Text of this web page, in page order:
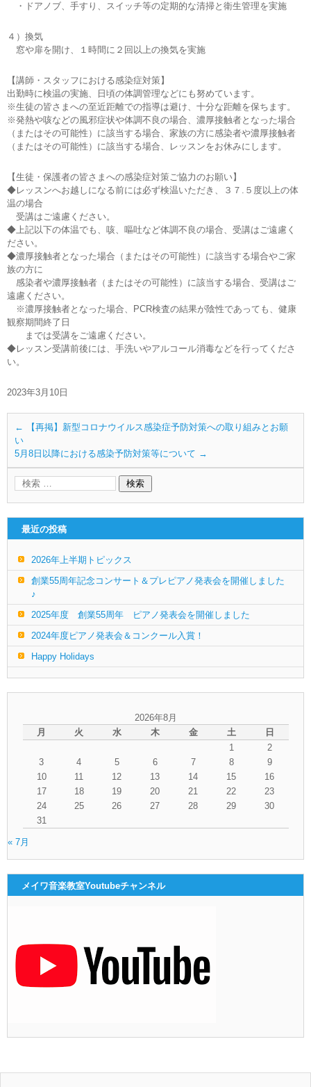
・ドアノブ、手すり、スイッチ等の定期的な清掃と衛生管理を実施
４）換気
窓や扉を開け、１時間に２回以上の換気を実施
【講師・スタッフにおける感染症対策】
出勤時に検温の実施、日頃の体調管理などにも努めています。
※生徒の皆さまへの至近距離での指導は避け、十分な距離を保ちます。
※発熱や咳などの風邪症状や体調不良の場合、濃厚接触者となった場合
（またはその可能性）に該当する場合、家族の方に感染者や濃厚接触者
（またはその可能性）に該当する場合、レッスンをお休みにします。
【生徒・保護者の皆さまへの感染症対策ご協力のお願い】
◆レッスンへお越しになる前には必ず検温いただき、３７.５度以上の体
温の場合
受講はご遠慮ください。
◆上記以下の体温でも、咳、嘔吐など体調不良の場合、受講はご遠慮く
ださい。
◆濃厚接触者となった場合（またはその可能性）に該当する場合やご家
族の方に
感染者や濃厚接触者（またはその可能性）に該当する場合、受講はご
遠慮ください。
※濃厚接触者となった場合、PCR検査の結果が陰性であっても、健康
観察期間終了日
までは受講をご遠慮ください。
◆レッスン受講前後には、手洗いやアルコール消毒などを行ってくださ
い。
2023年3月10日
←
【再掲】新型コロナウイルス感染症予防対策への取り組みとお願
い
5月8日以降における感染予防対策等について →
最近の投稿
2026年上半期トピックス
創業55周年記念コンサート＆プレピアノ発表会を開催しました
♪
2025年度 創業55周年 ピアノ発表会を開催しました
2024年度ピアノ発表会＆コンクール入賞！
Happy Holidays
2026年8月
月
火 水 木 金 土
日
1
2
3
4 5 6 7 8
9
10
11 12 13 14 15
16
17
18 19 20 21 22
23
24
25 26 27 28 29
30
31
« 7月
メイワ音楽教室Youtubeチャンネル